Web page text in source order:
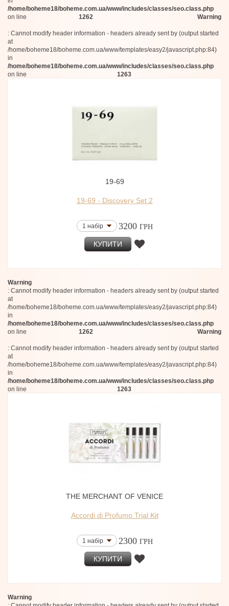
/home/boheme18/boheme.com.ua/www/includes/classes/seo.class.php
on line
1262 Warning
: Cannot modify header information - headers already sent by (output started
at
/home/boheme18/boheme.com.ua/www/templates/easy2/javascript.php:84)
in
/home/boheme18/boheme.com.ua/www/includes/classes/seo.class.php
on line
1263
19-69
19-69 - Discovery Set 2
1 набір 3200 ГРН
КУПИТИ
Warning
: Cannot modify header information - headers already sent by (output started
at
/home/boheme18/boheme.com.ua/www/templates/easy2/javascript.php:84)
in
/home/boheme18/boheme.com.ua/www/includes/classes/seo.class.php
on line
1262 Warning
: Cannot modify header information - headers already sent by (output started
at
/home/boheme18/boheme.com.ua/www/templates/easy2/javascript.php:84)
in
/home/boheme18/boheme.com.ua/www/includes/classes/seo.class.php
on line
1263
THE MERCHANT OF VENICE
Accordi di Profumo Trial Kit
1 набір 2300 ГРН
КУПИТИ
Warning